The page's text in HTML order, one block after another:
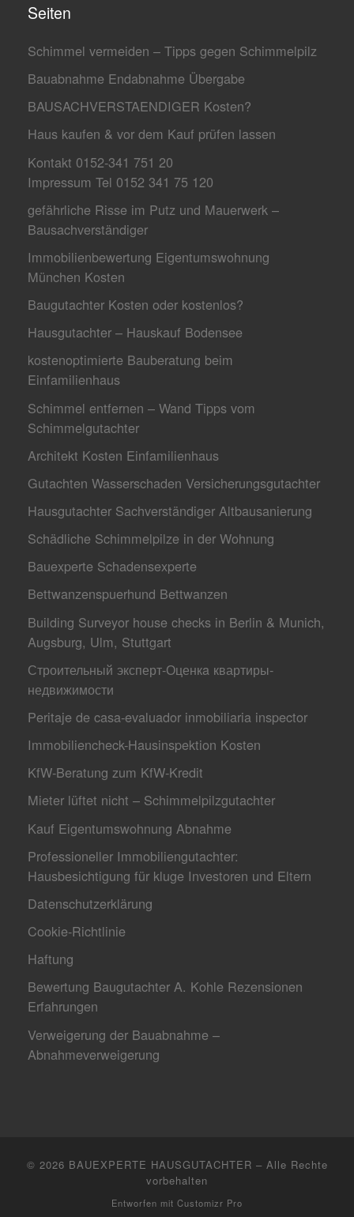
Seiten
Schimmel vermeiden – Tipps gegen Schimmelpilz
Bauabnahme Endabnahme Übergabe
BAUSACHVERSTAENDIGER Kosten?
Haus kaufen & vor dem Kauf prüfen lassen
Kontakt 0152-341 751 20
Impressum Tel 0152 341 75 120
gefährliche Risse im Putz und Mauerwerk –
Bausachverständiger
Immobilienbewertung Eigentumswohnung
München Kosten
Baugutachter Kosten oder kostenlos?
Hausgutachter – Hauskauf Bodensee
kostenoptimierte Bauberatung beim
Einfamilienhaus
Schimmel entfernen – Wand Tipps vom
Schimmelgutachter
Architekt Kosten Einfamilienhaus
Gutachten Wasserschaden Versicherungsgutachter
Hausgutachter Sachverständiger Altbausanierung
Schädliche Schimmelpilze in der Wohnung
Bauexperte Schadensexperte
Bettwanzenspuerhund Bettwanzen
Building Surveyor house checks in Berlin & Munich,
Augsburg, Ulm, Stuttgart
Строительный эксперт-Оценкa квартиры-
недвижимости
Peritaje de casa-evaluador inmobiliaria inspector
Immobiliencheck-Hausinspektion Kosten
KfW-Beratung zum KfW-Kredit
Mieter lüftet nicht – Schimmelpilzgutachter
Kauf Eigentumswohnung Abnahme
Professioneller Immobiliengutachter:
Hausbesichtigung für kluge Investoren und Eltern
Datenschutzerklärung
Cookie-Richtlinie
Haftung
Bewertung Baugutachter A. Kohle Rezensionen
Erfahrungen
Verweigerung der Bauabnahme –
Abnahmeverweigerung
© 2026 BAUEXPERTE HAUSGUTACHTER – Alle Rechte
vorbehalten
Entworfen mit Customizr Pro